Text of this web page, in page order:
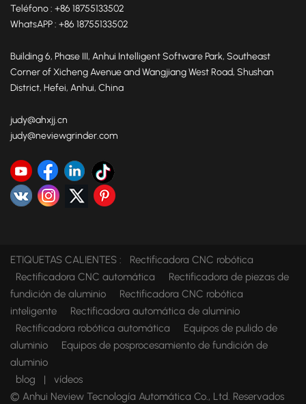
Teléfono : +86 18755133502
WhatsAPP : +86 18755133502
Building 6, Phase III, Anhui Intelligent Software Park, Southeast
Corner of Xicheng Avenue and Wangjiang West Road, Shushan
District, Hefei, Anhui, China
judy@ahxjj.cn
judy@neviewgrinder.com
ETIQUETAS CALIENTES :
Rectificadora CNC robótica
Rectificadora CNC automática
Rectificadora de piezas de
fundición de aluminio
Rectificadora CNC robótica
inteligente
Rectificadora automática de aluminio
Rectificadora robótica automática
Equipos de pulido de
aluminio
Equipos de posprocesamiento de fundición de
aluminio
blog
|
vídeos
© Anhui Neview Tecnología Automática Co., Ltd. Reservados